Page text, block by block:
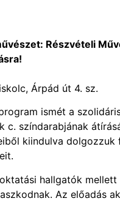
Részvételi
Árpád út 4. sz.
ismét a
színdarabjának
kiindulva
hallgatók
Az előadás